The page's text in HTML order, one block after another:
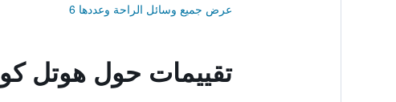
عرض جميع وسائل الراحة وعددها 6
تقييمات حول هوتل